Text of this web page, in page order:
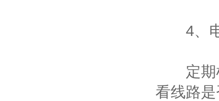
4、电
定期检
看线路